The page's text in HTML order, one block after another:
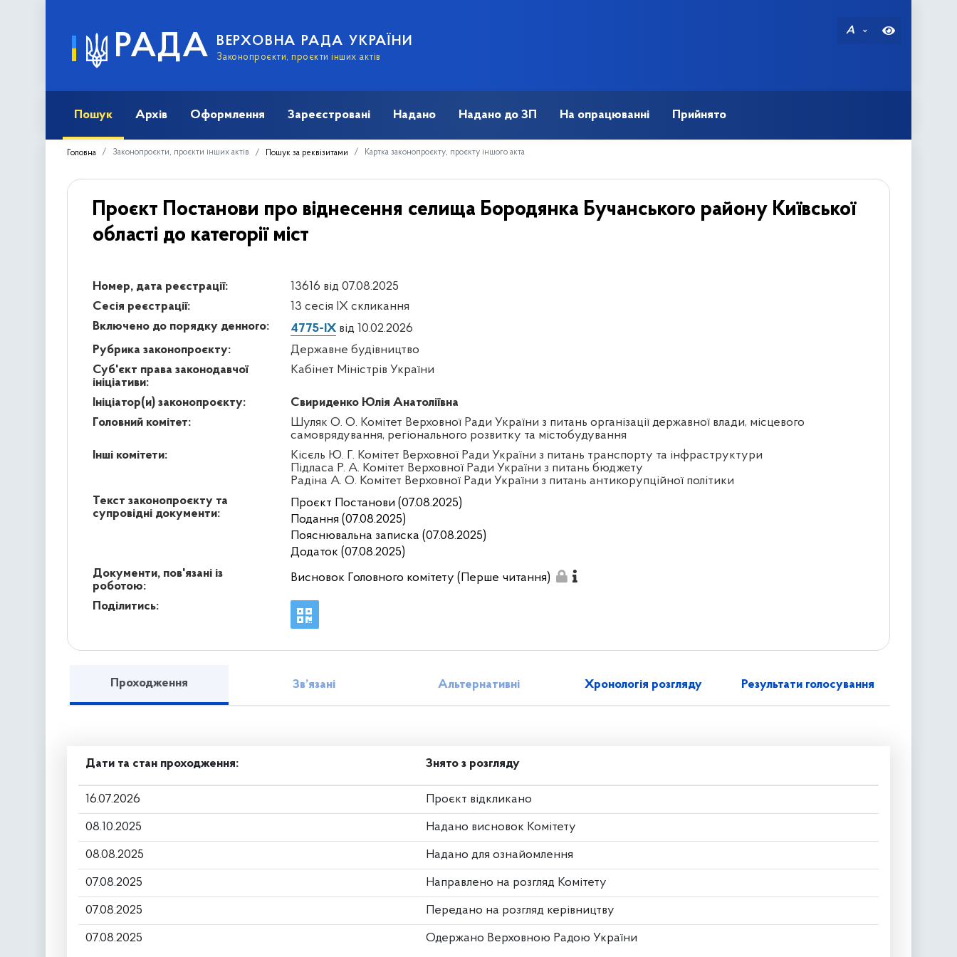
РАДА ВЕРХОВНА РАДА УКРАЇНИ
Законопроєкти, проєкти інших актів
A
Пошук Архів Оформлення Зареєстровані Надано Надано до ЗП На опрацюванні Прийнято
Головна Законопроєкти, проєкти інших актів Пошук за реквізитами Картка законопроєкту, проєкту іншого акта
Проєкт Постанови про віднесення селища Бородянка Бучанського району Київської
області до категорії міст
Номер, дата реєстрації:
13616 від 07.08.2025
Сесія реєстрації:
13 сесія IX скликання
Включено до порядку денного:
4775-IX від 10.02.2026
Рубрика законопроєкту:
Державне будівництво
Суб'єкт права законодавчої
ініціативи:
Кабінет Міністрів України
Ініціатор(и) законопроєкту:
Свириденко Юлія Анатоліївна
Головний комітет:
Шуляк О. О. Комітет Верховної Ради України з питань організації державної влади, місцевого
самоврядування, регіонального розвитку та містобудування
Інші комітети:
Кісєль Ю. Г. Комітет Верховної Ради України з питань транспорту та інфраструктури
Підласа Р. А. Комітет Верховної Ради України з питань бюджету
Радіна А. О. Комітет Верховної Ради України з питань антикорупційної політики
Текст законопроєкту та
супровідні документи:
Проєкт Постанови (07.08.2025)
Подання (07.08.2025)
Пояснювальна записка (07.08.2025)
Додаток (07.08.2025)
Документи, пов'язані із
роботою:
Висновок Головного комітету (Перше читання)
Поділитись:
Проходження Зв’язані Альтернативні Хронологія розгляду Результати голосування
Дати та стан проходження: Знято з розгляду
16.07.2026 Проєкт відкликано
08.10.2025 Надано висновок Комітету
08.08.2025 Надано для ознайомлення
07.08.2025 Направлено на розгляд Комітету
07.08.2025 Передано на розгляд керівництву
07.08.2025 Одержано Верховною Радою України